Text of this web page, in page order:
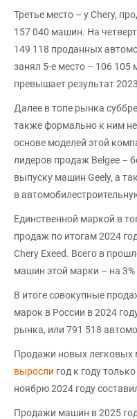
Третье место – у Chery,
157 040 машин. На
149 118 проданных
занял 5-е место – 106 105
превышает результат
Далее в топе рынка
также формально к ним
основе моделей этой
лидеров продаж Belgee –
выпуску машин Geely, а
в
Единственной маркой в
продаж по итогам 2024
Chery Exeed. Всего в
машин этой марки – на
В итоге совокупные
марок в России в 2024
рынка, или 791 518
Продажи новых легковых
выросли год к году
ноябрю 2024 году
Продажи машин в 2025